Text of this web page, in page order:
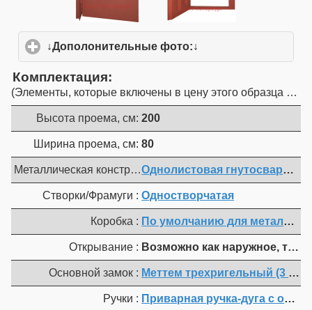
↓Дополонительные фото:↓
Комплектация
Элементы, которые включены в цену этого образца
Высота проема, см:200
Ширина проема, см:80
Металлическая конструкция :Однолистовая гнутосварная
Створки/Фрамуги :Одностворчатая
Коробка : По умолчанию для металл.
Открывание : Возможно как наружное, так
Основной замок : Меттем трехригельный (3
Ручки : Приварная ручка-дуга с